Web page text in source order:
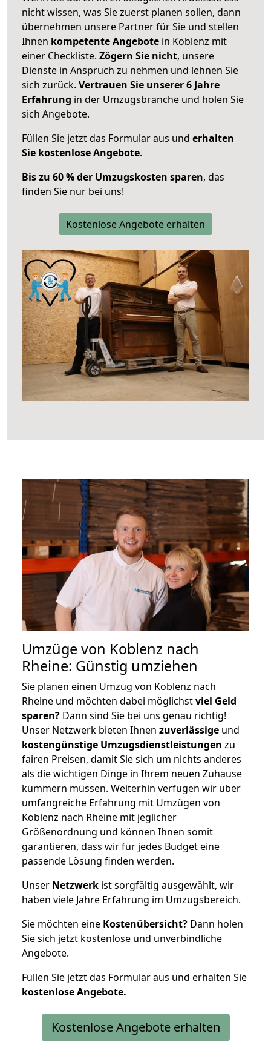
nicht wissen, was Sie zuerst planen sollen, dann
übernehmen unsere Partner für Sie und stellen
Ihnen kompetente Angebote in Koblenz mit
einer Checkliste. Zögern Sie nicht, unsere
Dienste in Anspruch zu nehmen und lehnen Sie
sich zurück. Vertrauen Sie unserer 6 Jahre
Erfahrung in der Umzugsbranche und holen Sie
sich Angebote.
Füllen Sie jetzt das Formular aus und erhalten
Sie kostenlose Angebote.
Bis zu 60 % der Umzugskosten sparen, das
finden Sie nur bei uns!
Kostenlose Angebote erhalten
Umzüge von Koblenz nach
Rheine: Günstig umziehen
Sie planen einen Umzug von Koblenz nach
Rheine und möchten dabei möglichstviel Geld
sparen? Dann sind Sie bei uns genau richtig!
Unser Netzwerk bieten Ihnen zuverlässige und
kostengünstige Umzugsdienstleistungen zu
fairen Preisen, damit Sie sich um nichts anderes
als die wichtigen Dinge in Ihrem neuen Zuhause
kümmern müssen. Weiterhin verfügen wir über
umfangreiche Erfahrung mit Umzügen von
Koblenz nach Rheine mit jeglicher
Größenordnung und können Ihnen somit
garantieren, dass wir für jedes Budget eine
passende Lösung finden werden.
Unser Netzwerk ist sorgfältig ausgewählt, wir
haben viele Jahre Erfahrung im Umzugsbereich.
Sie möchten eine Kostenübersicht? Dann holen
Sie sich jetzt kostenlose und unverbindliche
Angebote.
Füllen Sie jetzt das Formular aus und erhalten Sie
kostenloseAngebote.
Kostenlose Angebote erhalten